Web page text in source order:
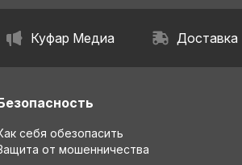
Куфар Медиа Доставка
себя обезопасить
от мошенничества